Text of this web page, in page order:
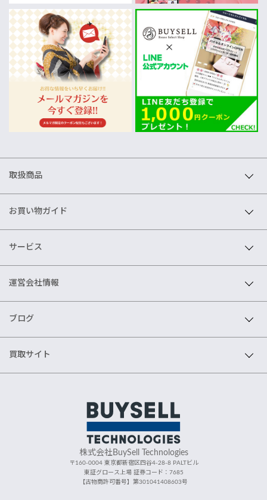
取扱商品
お買い物ガイド
サービス
運営会社情報
ブログ
買取サイト
株式会社BuySell Technologies
〒160-0004 東京都新宿区四谷4-28-8 PALTビル
東証グロース上場 証券コード：7685
【古物商許可番号】第301041408603号